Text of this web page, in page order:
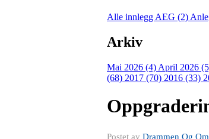
Alle innlegg AEG (2)
Arkiv
Mai 2026 (4) April 2026
(68) 2017 (70) 2016 (33)
Postet av Drammen Og